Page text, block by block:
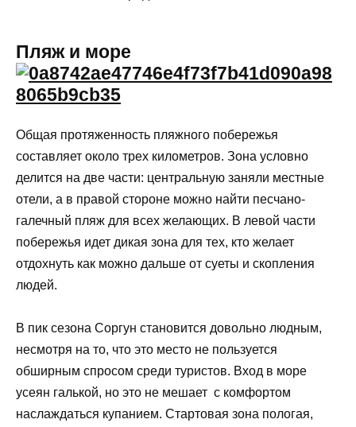
Пляж и море
Общая протяженность пляжного побережья
составляет около трех километров. Зона условно
делится на две части: центральную заняли местные
отели, а в правой стороне можно найти песчано-
галечный пляж для всех желающих. В левой части
побережья идет дикая зона для тех, кто желает
отдохнуть как можно дальше от суеты и скопления
людей.
В пик сезона Соргун становится довольно людным,
несмотря на то, что это место не пользуется
обширным спросом среди туристов. Вход в море
усеян галькой, но это не мешает с комфортом
наслаждаться купанием. Стартовая зона пологая,